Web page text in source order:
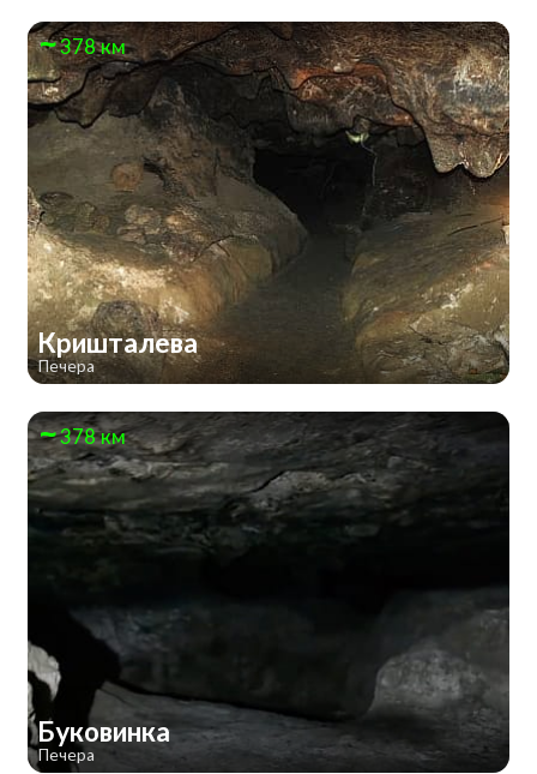
378 км
Кришталева
Печера
378 км
Буковинка
Печера